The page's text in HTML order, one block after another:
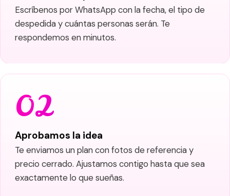
Escríbenos por WhatsApp con la fecha, el tipo de
despedida y cuántas personas serán. Te
respondemos en minutos.
Aprobamos la idea
Te enviamos un plan con fotos de referencia y
precio cerrado. Ajustamos contigo hasta que sea
exactamente lo que sueñas.